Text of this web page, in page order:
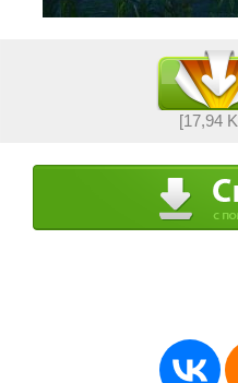
[17,94